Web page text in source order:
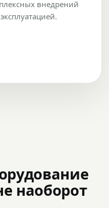
внедрений
наоборот